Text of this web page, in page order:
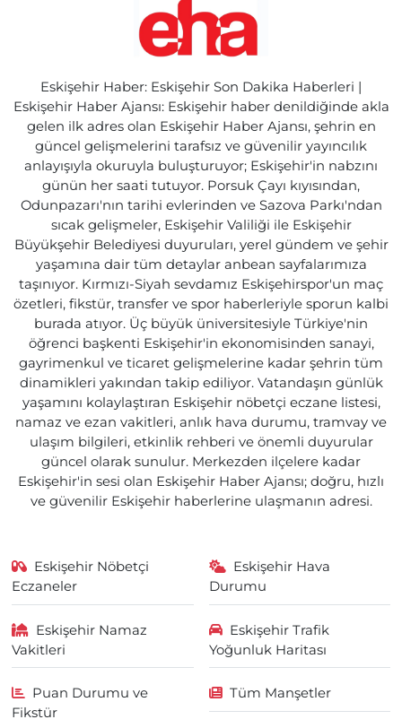
Eskişehir Haber: Eskişehir Son Dakika Haberleri |
Eskişehir Haber Ajansı: Eskişehir haber denildiğinde akla
gelen ilk adres olan Eskişehir Haber Ajansı, şehrin en
güncel gelişmelerini tarafsız ve güvenilir yayıncılık
anlayışıyla okuruyla buluşturuyor; Eskişehir'in nabzını
günün her saati tutuyor. Porsuk Çayı kıyısından,
Odunpazarı'nın tarihi evlerinden ve Sazova Parkı'ndan
sıcak gelişmeler, Eskişehir Valiliği ile Eskişehir
Büyükşehir Belediyesi duyuruları, yerel gündem ve şehir
yaşamına dair tüm detaylar anbean sayfalarımıza
taşınıyor. Kırmızı-Siyah sevdamız Eskişehirspor'un maç
özetleri, fikstür, transfer ve spor haberleriyle sporun kalbi
burada atıyor. Üç büyük üniversitesiyle Türkiye'nin
öğrenci başkenti Eskişehir'in ekonomisinden sanayi,
gayrimenkul ve ticaret gelişmelerine kadar şehrin tüm
dinamikleri yakından takip ediliyor. Vatandaşın günlük
yaşamını kolaylaştıran Eskişehir nöbetçi eczane listesi,
namaz ve ezan vakitleri, anlık hava durumu, tramvay ve
ulaşım bilgileri, etkinlik rehberi ve önemli duyurular
güncel olarak sunulur. Merkezden ilçelere kadar
Eskişehir'in sesi olan Eskişehir Haber Ajansı; doğru, hızlı
ve güvenilir Eskişehir haberlerine ulaşmanın adresi.
Eskişehir Nöbetçi
Eczaneler
Eskişehir Hava
Durumu
Eskişehir Namaz
Vakitleri
Eskişehir Trafik
Yoğunluk Haritası
Puan Durumu ve
Fikstür
Tüm Manşetler